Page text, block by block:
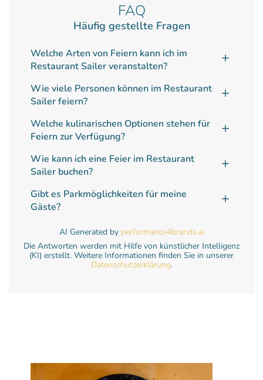
FAQ
Häufig gestellte Fragen
Welche Arten von Feiern kann ich im
Restaurant Sailer veranstalten?
Wie viele Personen können im Restaurant
Sailer feiern?
Welche kulinarischen Optionen stehen für
Feiern zur Verfügung?
Wie kann ich eine Feier im Restaurant
Sailer buchen?
Gibt es Parkmöglichkeiten für meine
Gäste?
AI Generated by performance4brands.ai
Die Antworten werden mit Hilfe von künstlicher Intelligenz
(KI) erstellt. Weitere Informationen finden Sie in unserer
Datenschutzerklärung.